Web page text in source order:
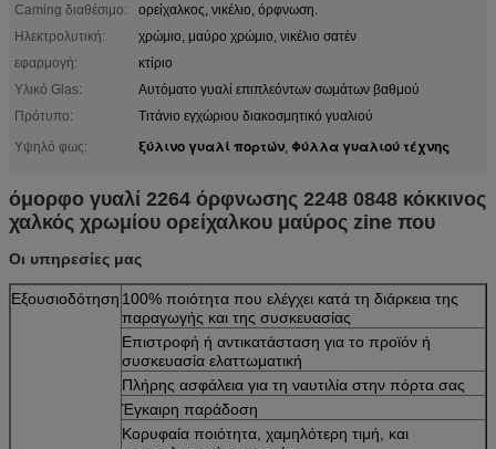
Caming διαθέσιμο:
ορείχαλκος, νικέλιο, όρφνωση.
Ηλεκτρολυτική:
χρώμιο, μαύρο χρώμιο, νικέλιο σατέν
εφαρμογή:
κτίριο
Υλικό Glas:
Αυτόματο γυαλί επιπλεόντων σωμάτων βαθμού
Πρότυπο:
Τιτάνιο εγχώριου διακοσμητικό γυαλιού
Υψηλό φως:
ξύλινο γυαλί πορτών, Φύλλα γυαλιού τέχνης
όμορφο γυαλί 2264 όρφνωσης 2248 0848 κόκκινος
χαλκός χρωμίου ορείχαλκου μαύρος zine που
Οι υπηρεσίες μας
Εξουσιοδότηση 100% ποιότητα που ελέγχει κατά τη διάρκεια της
παραγωγής και της συσκευασίας
Επιστροφή ή αντικατάσταση για το προϊόν ή
συσκευασία ελαττωματική
Πλήρης ασφάλεια για τη ναυτιλία στην πόρτα σας
Έγκαιρη παράδοση
Κορυφαία ποιότητα, χαμηλότερη τιμή, και